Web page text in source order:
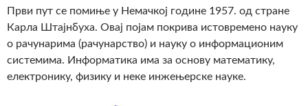
Први пут се помиње у Немачкој године 1957. од стране
Карла Штајнбуха. Овај појам покрива истовремено науку
о рачунарима (рачунарство) и науку о информационим
системима. Информатика има за основу математику,
електронику, физику и неке инжењерске науке.